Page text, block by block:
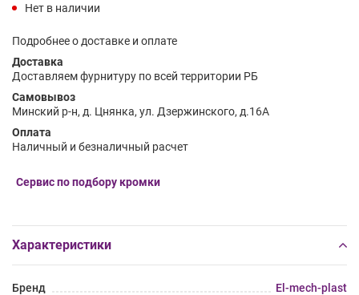
Нет в наличии
Подробнее о доставке и оплате
Доставка
Доставляем фурнитуру по всей территории РБ
Самовывоз
Минский р-н, д. Цнянка, ул. Дзержинского, д.16А
Оплата
Наличный и безналичный расчет
Сервис по подбору кромки
Характеристики
Бренд
El-mech-plast